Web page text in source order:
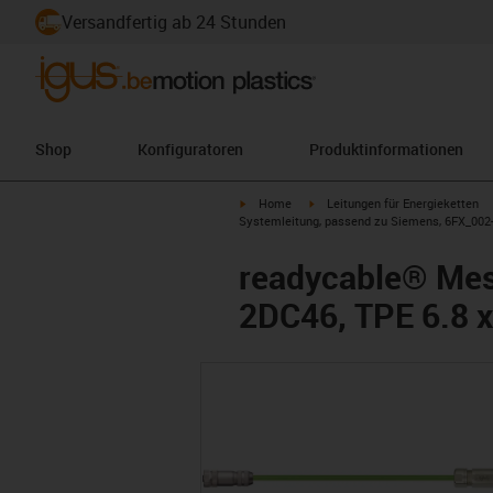
Versandfertig ab 24 Stunden
Shop Konfiguratoren Produktinformationen
igus-icon-arrow-right
Home igus-icon-arrow-right
Leitungen für Energieketten
Systemleitung, passend zu Siemens,
readycable®
2DC46, TPE 6.8